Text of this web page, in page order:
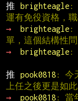
推
brighteagle :
運有免役資格，
→
brighteagle :
單，這個結構性
→
brighteagle :
推
pook0818 : 今
上任之後更是如
→
pook0818 : 當